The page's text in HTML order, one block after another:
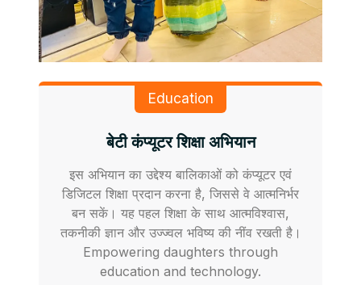
Education
बेटी कंप्यूटर शिक्षा अभियान
इस अभियान का उद्देश्य बालिकाओं को कंप्यूटर एवं
डिजिटल शिक्षा प्रदान करना है, जिससे वे आत्मनिर्भर
बन सकें। यह पहल शिक्षा के साथ आत्मविश्वास,
तकनीकी ज्ञान और उज्ज्वल भविष्य की नींव रखती है।
Empowering daughters through
education and technology.